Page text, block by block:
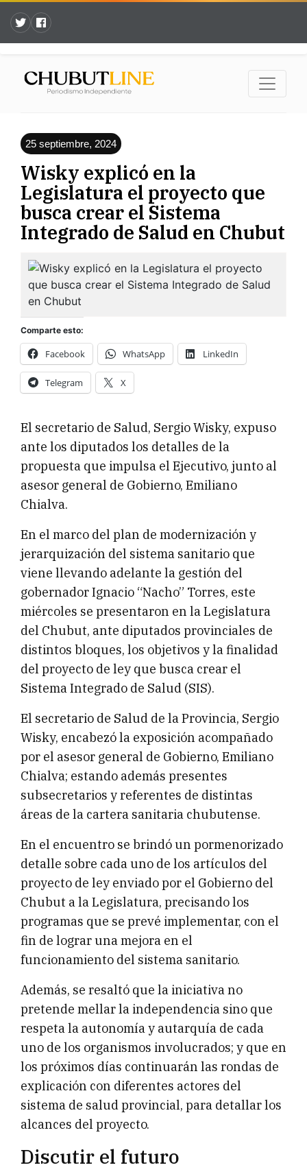
25 septiembre, 2024
Wisky explicó en la
Legislatura el proyecto que
busca crear el Sistema
Integrado de Salud en Chubut
Comparte esto:
Facebook WhatsApp LinkedIn
Telegram X
El secretario de Salud, Sergio Wisky, expuso
ante los diputados los detalles de la
propuesta que impulsa el Ejecutivo, junto al
asesor general de Gobierno, Emiliano
Chialva.
En el marco del plan de modernización y
jerarquización del sistema sanitario que
viene llevando adelante la gestión del
gobernador Ignacio “Nacho” Torres, este
miércoles se presentaron en la Legislatura
del Chubut, ante diputados provinciales de
distintos bloques, los objetivos y la finalidad
del proyecto de ley que busca crear el
Sistema Integrado de Salud (SIS).
El secretario de Salud de la Provincia, Sergio
Wisky, encabezó la exposición acompañado
por el asesor general de Gobierno, Emiliano
Chialva; estando además presentes
subsecretarios y referentes de distintas
áreas de la cartera sanitaria chubutense.
En el encuentro se brindó un pormenorizado
detalle sobre cada uno de los artículos del
proyecto de ley enviado por el Gobierno del
Chubut a la Legislatura, precisando los
programas que se prevé implementar, con el
fin de lograr una mejora en el
funcionamiento del sistema sanitario.
Además, se resaltó que la iniciativa no
pretende mellar la independencia sino que
respeta la autonomía y autarquía de cada
uno de los organismos involucrados; y que en
los próximos días continuarán las rondas de
explicación con diferentes actores del
sistema de salud provincial, para detallar los
alcances del proyecto.
Discutir el futuro